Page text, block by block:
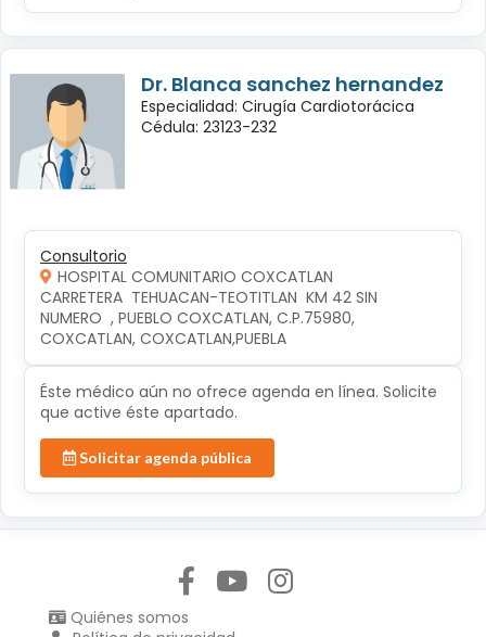
Dr. Blanca sanchez hernandez
Especialidad: Cirugía Cardiotorácica
Cédula: 23123-232
Consultorio
HOSPITAL COMUNITARIO COXCATLAN
CARRETERA  TEHUACAN-TEOTITLAN  KM 42 SIN
NUMERO  , PUEBLO COXCATLAN, C.P.75980,
COXCATLAN, COXCATLAN,PUEBLA
Éste médico aún no ofrece agenda en línea. Solicite
que active éste apartado.
Solicitar agenda pública
Quiénes somos